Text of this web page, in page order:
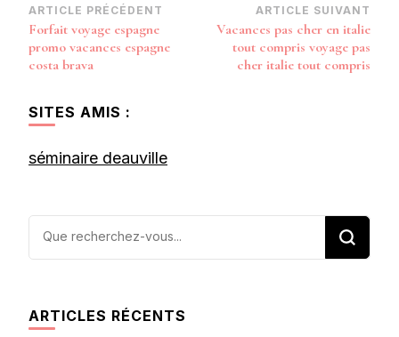
Navigation
d’article
ARTICLE PRÉCÉDENT
Forfait voyage espagne
promo vacances espagne
costa brava
ARTICLE SUIVANT
Vacances pas cher en italie
tout compris voyage pas
cher italie tout compris
SITES AMIS :
séminaire deauville
Vous
ARTICLES RÉCENTS